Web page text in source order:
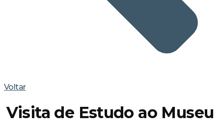
Voltar
Visita de Estudo ao Museu